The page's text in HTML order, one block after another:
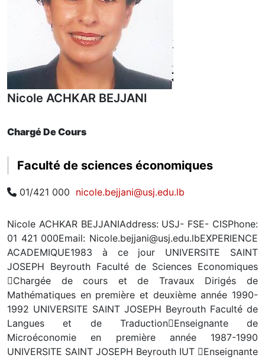
Nicole ACHKAR BEJJANI
Chargé De Cours
Faculté de sciences économiques
01/421 000 nicole.bejjani@usj.edu.lb
Nicole ACHKAR BEJJANIAddress: USJ- FSE- CISPhone:
01 421 000Email: Nicole.bejjani@usj.edu.lbEXPERIENCE
ACADEMIQUE1983 à ce jour UNIVERSITE SAINT
JOSEPH Beyrouth Faculté de Sciences Economiques
Chargée de cours et de Travaux Dirigés de
Mathématiques en première et deuxième année 1990-
1992 UNIVERSITE SAINT JOSEPH Beyrouth Faculté de
Langues et de TraductionEnseignante de
Microéconomie en première année 1987-1990
UNIVERSITE SAINT JOSEPH Beyrouth IUT Enseignante